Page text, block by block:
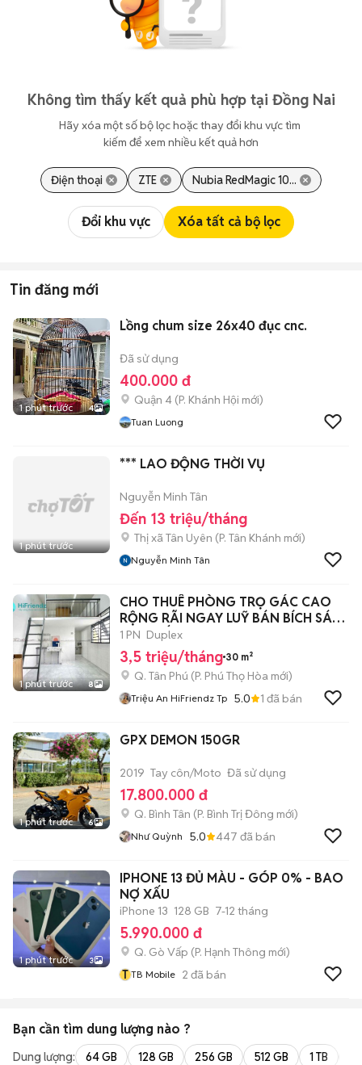
Không tìm thấy kết quả phù hợp tại Đồng Nai
Hãy xóa một số bộ lọc hoặc thay đổi khu vực tìm
kiếm để xem nhiều kết quả hơn
Điện thoại ZTE Nubia RedMagic 10...
Đổi khu vực Xóa tất cả bộ lọc
Tin đăng mới
1 phút trước 4
Lồng chum size 26x40 đục cnc.
Đã sử dụng
400.000 đ
Quận 4 (P. Khánh Hội mới)
Tuan Luong
1 phút trước
*** LAO ĐỘNG THỜI VỤ
Nguyễn Minh Tân
Đến 13 triệu/tháng
Thị xã Tân Uyên (P. Tân Khánh mới)
Nguyễn Minh Tân
1 phút trước 8
CHO THUÊ PHÒNG TRỌ GÁC CAO
RỘNG RÃI NGAY LUỸ BÁN BÍCH SÁT
VĂN HIẾN
1 PN Duplex
3,5 triệu/tháng 30 m²
Q. Tân Phú (P. Phú Thọ Hòa mới)
Triệu An HiFriendz Tp 5.0 1 đã bán
1 phút trước 6
GPX DEMON 150GR
2019 Tay côn/Moto Đã sử dụng
17.800.000 đ
Q. Bình Tân (P. Bình Trị Đông mới)
Như Quỳnh 5.0 447 đã bán
1 phút trước 3
IPHONE 13 ĐỦ MÀU - GÓP 0% - BAO
NỢ XẤU
iPhone 13 128 GB 7-12 tháng
5.990.000 đ
Q. Gò Vấp (P. Hạnh Thông mới)
T TB Mobile 2 đã bán
Bạn cần tìm dung lượng nào ?
Dung lượng: 64 GB 128 GB 256 GB 512 GB 1 TB